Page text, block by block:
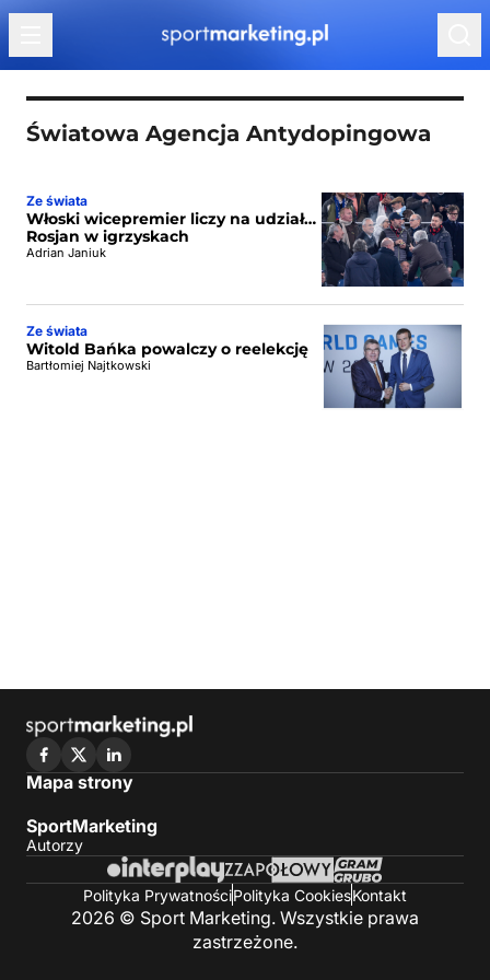
Przejdź do treści
Światowa Agencja Antydopingowa
Ze świata
Włoski wicepremier liczy na udział…
Rosjan w igrzyskach
Adrian Janiuk
Ze świata
Witold Bańka powalczy o reelekcję
Bartłomiej Najtkowski
Mapa strony
SportMarketing
Autorzy
Polityka PrywatnościPolityka CookiesKontakt
2026 © Sport Marketing. Wszystkie prawa
zastrzeżone.